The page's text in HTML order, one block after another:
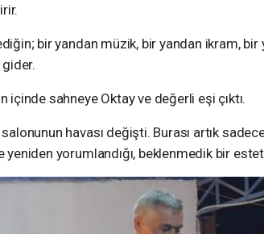
bir yandan müzik, bir yandan ikram, bir
içinde sahneye Oktay ve değerli eşi çıktı.
havası değişti. Burası artık
yorumlandığı, beklenmedik bir